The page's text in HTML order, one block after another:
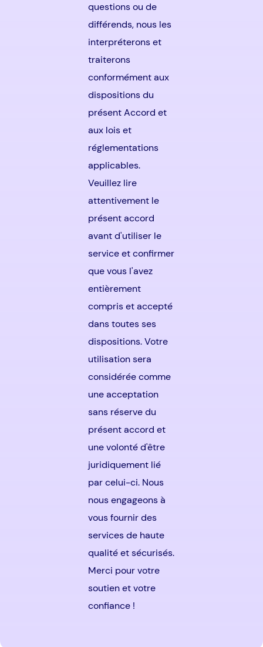
questions ou de
différends, nous les
interpréterons et
traiterons
conformément aux
dispositions du
présent Accord et
aux lois et
réglementations
applicables.
Veuillez lire
attentivement le
présent accord
avant d'utiliser le
service et confirmer
que vous l'avez
entièrement
compris et accepté
dans toutes ses
dispositions. Votre
utilisation sera
considérée comme
une acceptation
sans réserve du
présent accord et
une volonté d'être
juridiquement lié
par celui-ci. Nous
nous engageons à
vous fournir des
services de haute
qualité et sécurisés.
Merci pour votre
soutien et votre
confiance !